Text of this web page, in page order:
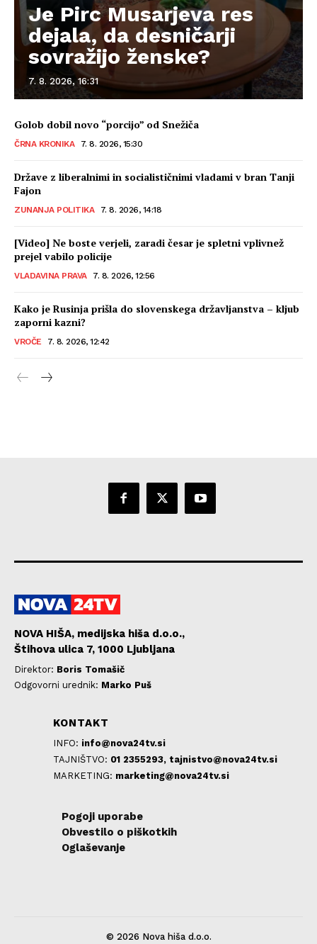
Je Pirc Musarjeva res
dejala, da desničarji
sovražijo ženske?
7. 8. 2026, 16:31
Golob dobil novo “porcijo” od Snežiča
ČRNA KRONIKA 7. 8. 2026, 15:30
Države z liberalnimi in socialističnimi vladami v bran Tanji
Fajon
ZUNANJA POLITIKA 7. 8. 2026, 14:18
[Video] Ne boste verjeli, zaradi česar je spletni vplivnež
prejel vabilo policije
VLADAVINA PRAVA 7. 8. 2026, 12:56
Kako je Rusinja prišla do slovenskega državljanstva – kljub
zaporni kazni?
VROČE 7. 8. 2026, 12:42
NOVA HIŠA, medijska hiša d.o.o.,
Štihova ulica 7, 1000 Ljubljana
Direktor: Boris Tomašič
Odgovorni urednik: Marko Puš
KONTAKT
INFO: info@nova24tv.si
TAJNIŠTVO: 01 2355293, tajnistvo@nova24tv.si
MARKETING: marketing@nova24tv.si
Pogoji uporabe
Obvestilo o piškotkih
Oglaševanje
© 2026 Nova hiša d.o.o.